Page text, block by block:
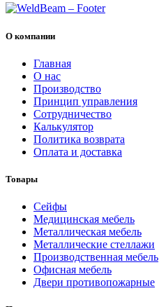
О компании
Главная
О нас
Производство
Принцип управления
Сотрудничество
Калькулятор
Политика возврата
Оплата и доставка
Товары
Cейфы
Медицинская мебель
Металлическая мебель
Металлические стеллажи
Производственная мебель
Офисная мебель
Двери противопожарные